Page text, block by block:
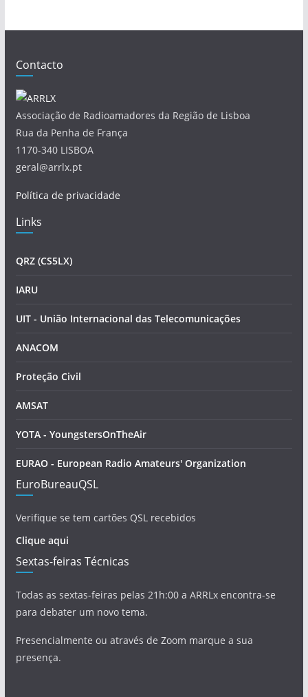
Contacto
Associação de Radioamadores da Região de Lisboa
Rua da Penha de França
1170-340 LISBOA
geral@arrlx.pt
Política de privacidade
Links
QRZ (CS5LX)
IARU
UIT - União Internacional das Telecomunicações
ANACOM
Proteção Civil
AMSAT
YOTA - YoungstersOnTheAir
EURAO - European Radio Amateurs' Organization
EuroBureauQSL
Verifique se tem cartões QSL recebidos
Clique aqui
Sextas-feiras Técnicas
Todas as sextas-feiras pelas 21h:00 a ARRLx encontra-se
para debater um novo tema.
Presencialmente ou através de Zoom marque a sua
presença.